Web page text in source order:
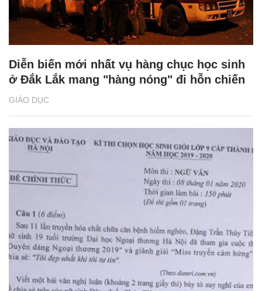
GIÁO DỤC
Diễn biến mới nhất vụ hàng chục học sinh
ở Đắk Lắk mang "hàng nóng" đi hỗn chiến